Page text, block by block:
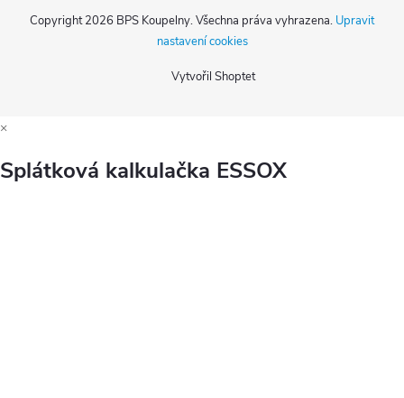
Vytvořil Shoptet
Copyright 2026 BPS Koupelny. Všechna práva vyhrazena. Upravit
nastavení cookies
×
Splátková kalkulačka ESSOX